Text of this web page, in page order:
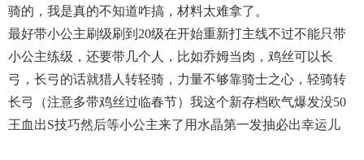
骑的，我是真的不知道咋搞，材料太难拿了。
最好带小公主刷级刷到20级在开始重新打主线不过不能只带
小公主练级，还要带几个人，比如乔姆当肉，鸡丝可以长
弓，长弓的话就猎人转轻骑，力量不够靠骑士之心，轻骑转
长弓（注意多带鸡丝过临春节）我这个新存档欧气爆发没50
王血出s技巧然后等小公主来了用水晶第一发抽必出幸运儿